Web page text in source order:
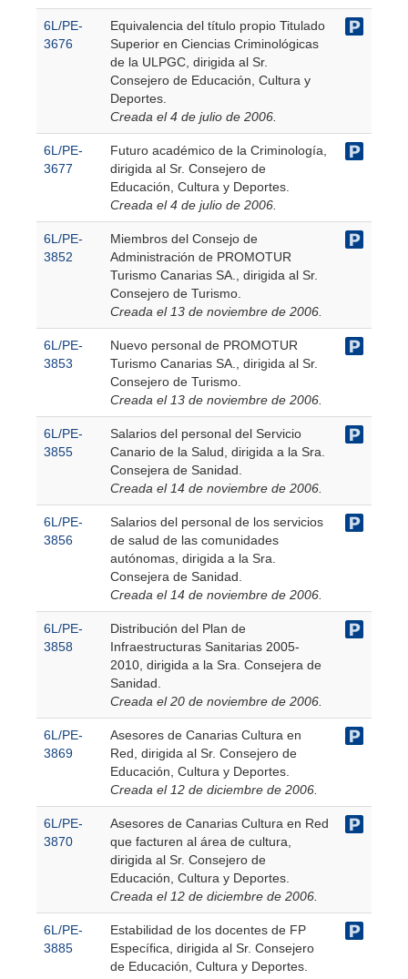
6L/PE-
3676
Equivalencia del título propio Titulado
Superior en Ciencias Criminológicas
de la ULPGC, dirigida al Sr.
Consejero de Educación, Cultura y
Deportes.
Creada el 4 de julio de 2006.
6L/PE-
3677
Futuro académico de la Criminología,
dirigida al Sr. Consejero de
Educación, Cultura y Deportes.
Creada el 4 de julio de 2006.
6L/PE-
3852
Miembros del Consejo de
Administración de PROMOTUR
Turismo Canarias SA., dirigida al Sr.
Consejero de Turismo.
Creada el 13 de noviembre de 2006.
6L/PE-
3853
Nuevo personal de PROMOTUR
Turismo Canarias SA., dirigida al Sr.
Consejero de Turismo.
Creada el 13 de noviembre de 2006.
6L/PE-
3855
Salarios del personal del Servicio
Canario de la Salud, dirigida a la Sra.
Consejera de Sanidad.
Creada el 14 de noviembre de 2006.
6L/PE-
3856
Salarios del personal de los servicios
de salud de las comunidades
autónomas, dirigida a la Sra.
Consejera de Sanidad.
Creada el 14 de noviembre de 2006.
6L/PE-
3858
Distribución del Plan de
Infraestructuras Sanitarias 2005-
2010, dirigida a la Sra. Consejera de
Sanidad.
Creada el 20 de noviembre de 2006.
6L/PE-
3869
Asesores de Canarias Cultura en
Red, dirigida al Sr. Consejero de
Educación, Cultura y Deportes.
Creada el 12 de diciembre de 2006.
6L/PE-
3870
Asesores de Canarias Cultura en Red
que facturen al área de cultura,
dirigida al Sr. Consejero de
Educación, Cultura y Deportes.
Creada el 12 de diciembre de 2006.
6L/PE-
3885
Estabilidad de los docentes de FP
Específica, dirigida al Sr. Consejero
de Educación, Cultura y Deportes.